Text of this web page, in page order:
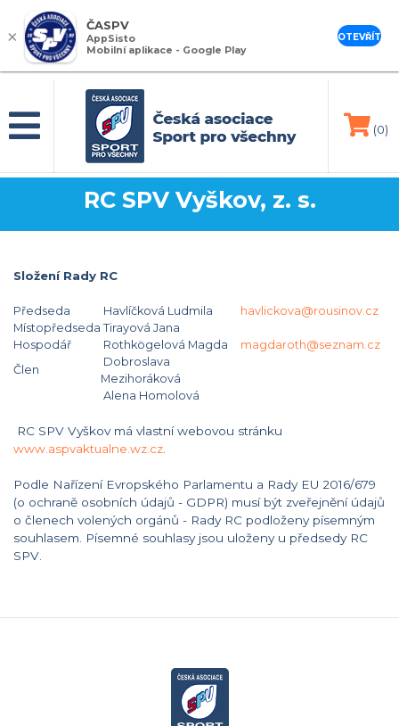
(0)
RC SPV Vyškov, z. s.
Složení Rady RC
Předseda Havlíčková Ludmila
havlickova@rousinov.cz
Místopředseda Tirayová Jana
Hospodář
Rothkögelová Magda
magdaroth@seznam.cz
Člen
Dobroslava
Mezihoráková
Alena Homolová
RC SPV Vyškov má vlastní webovou stránku
www.aspvaktualne.wz.cz
Podle Nařízení Evropského Parlamentu a Rady EU 2016/679
(o ochraně osobních údajů - GDPR) musí být zveřejnění údajů
o členech volených orgánů - Rady RC podloženy písemným
souhlasem. Písemné souhlasy jsou uloženy u předsedy RC
SPV.
×
ČASPV
AppSisto
Mobilní aplikace - Google Play
OTEVŘÍT